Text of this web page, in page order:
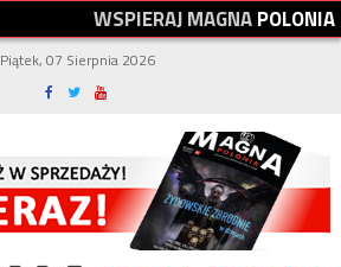
WSPIERAJMAGNAPOLONIA
Piątek, 07 Sierpnia 2026